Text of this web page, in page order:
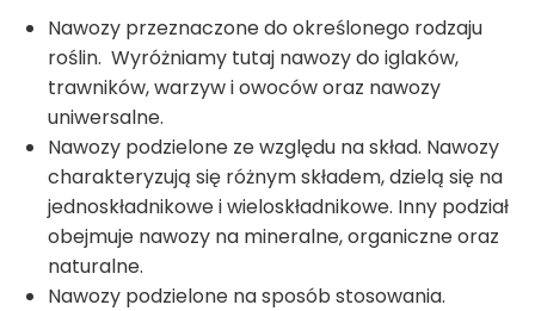
Nawozy przeznaczone do określonego rodzaju
roślin. Wyróżniamy tutaj nawozy do iglaków,
trawników, warzyw i owoców oraz nawozy
uniwersalne.
Nawozy podzielone ze względu na skład. Nawozy
charakteryzują się różnym składem, dzielą się na
jednoskładnikowe i wieloskładnikowe. Inny podział
obejmuje nawozy na mineralne, organiczne oraz
naturalne.
Nawozy podzielone na sposób stosowania.